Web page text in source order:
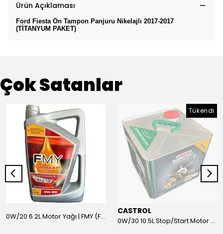
Ürün Açıklaması
Ford Fiesta Ön Tampon Panjuru Nikelajlı 2017-2017
(TİTANYUM PAKET)
Çok Satanlar
0W/20 6.2L Motor Yağı | FMY (Ford Motor Yağları)
Tükendi
CASTROL
0W/30 10.5L Stop/Start Motor Yağı | CASTROL